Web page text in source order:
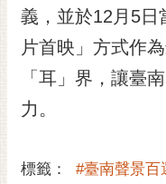
市
府
交
置
義，並於12月5日
片首映」方式作
「耳」界，讓臺
力。
標籤： #臺南聲景百